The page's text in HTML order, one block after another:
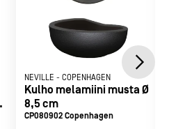
NEVILLE - COPENHAGEN
Kulho melamiini musta Ø
8,5 cm
CP080902 Copenhagen